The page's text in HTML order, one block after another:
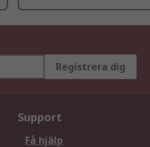
Registrera dig
Support
Få hjälp